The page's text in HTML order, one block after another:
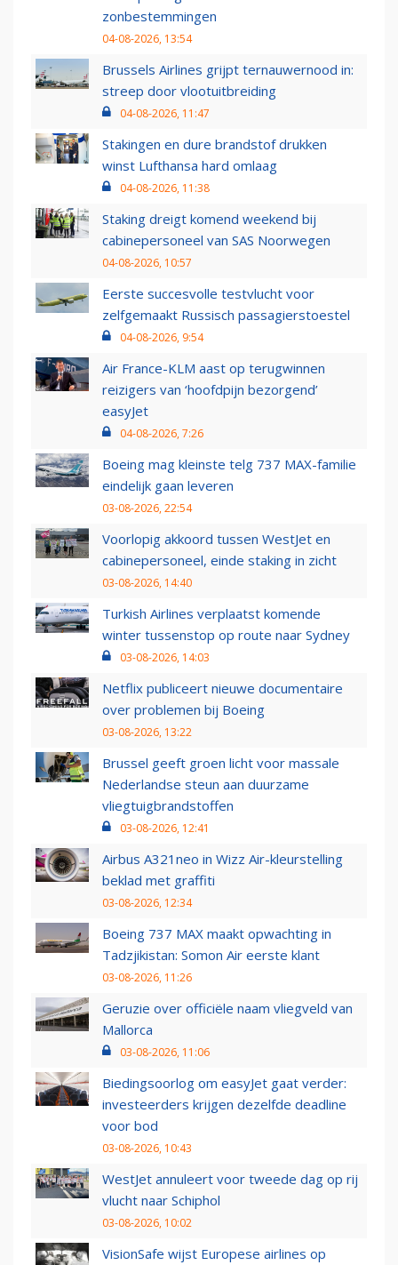
zonbestemmingen
04-08-2026, 13:54
Brussels Airlines grijpt ternauwernood in:
streep door vlootuitbreiding
04-08-2026, 11:47
Stakingen en dure brandstof drukken
winst Lufthansa hard omlaag
04-08-2026, 11:38
Staking dreigt komend weekend bij
cabinepersoneel van SAS Noorwegen
04-08-2026, 10:57
Eerste succesvolle testvlucht voor
zelfgemaakt Russisch passagierstoestel
04-08-2026, 9:54
Air France-KLM aast op terugwinnen
reizigers van ‘hoofdpijn bezorgend’
easyJet
04-08-2026, 7:26
Boeing mag kleinste telg 737 MAX-familie
eindelijk gaan leveren
03-08-2026, 22:54
Voorlopig akkoord tussen WestJet en
cabinepersoneel, einde staking in zicht
03-08-2026, 14:40
Turkish Airlines verplaatst komende
winter tussenstop op route naar Sydney
03-08-2026, 14:03
Netflix publiceert nieuwe documentaire
over problemen bij Boeing
03-08-2026, 13:22
Brussel geeft groen licht voor massale
Nederlandse steun aan duurzame
vliegtuigbrandstoffen
03-08-2026, 12:41
Airbus A321neo in Wizz Air-kleurstelling
beklad met graffiti
03-08-2026, 12:34
Boeing 737 MAX maakt opwachting in
Tadzjikistan: Somon Air eerste klant
03-08-2026, 11:26
Geruzie over officiële naam vliegveld van
Mallorca
03-08-2026, 11:06
Biedingsoorlog om easyJet gaat verder:
investeerders krijgen dezelfde deadline
voor bod
03-08-2026, 10:43
WestJet annuleert voor tweede dag op rij
vlucht naar Schiphol
03-08-2026, 10:02
VisionSafe wijst Europese airlines op